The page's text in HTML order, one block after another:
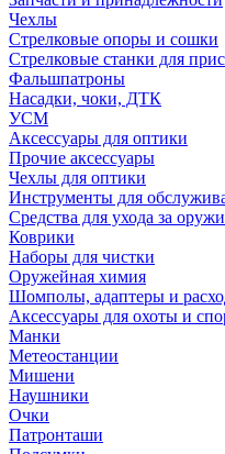
Чехлы
Стрелковые опоры и сошки
Стрелковые станки для
Фальшпатроны
Насадки, чоки, ДТК
УСМ
Аксессуары для оптики
Прочие аксессуары
Чехлы для оптики
Инструменты для
Средства для ухода за
Коврики
Наборы для чистки
Оружейная химия
Шомполы, адаптеры и
Аксессуары для охоты и
Манки
Метеостанции
Мишени
Наушники
Очки
Патронташи